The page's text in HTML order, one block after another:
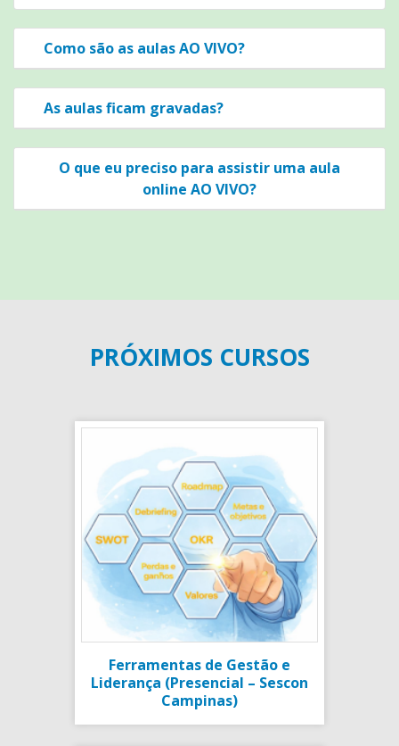
Como são as aulas AO VIVO?
As aulas ficam gravadas?
O que eu preciso para assistir uma aula
online AO VIVO?
PRÓXIMOS CURSOS
Ferramentas de Gestão e
Liderança (Presencial – Sescon
Campinas)